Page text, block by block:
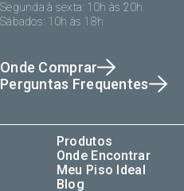
Segunda à sexta: 10h às 20h
Sábados: 10h às 18h
Onde Comprar
Perguntas Frequentes
Produtos
Onde Encontrar
Meu Piso Ideal
Blog